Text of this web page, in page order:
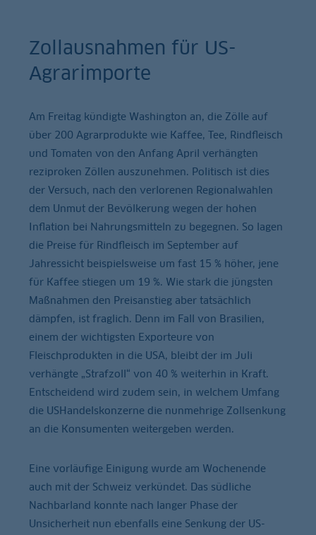
Zollausnahmen für US-
Agrarimporte
Am Freitag kündigte Washington an, die Zölle auf
über 200 Agrarprodukte wie Kaffee, Tee, Rindfleisch
und Tomaten von den Anfang April verhängten
reziproken Zöllen auszunehmen. Politisch ist dies
der Versuch, nach den verlorenen Regionalwahlen
dem Unmut der Bevölkerung wegen der hohen
Inflation bei Nahrungsmitteln zu begegnen. So lagen
die Preise für Rindfleisch im September auf
Jahressicht beispielsweise um fast 15 % höher, jene
für Kaffee stiegen um 19 %. Wie stark die jüngsten
Maßnahmen den Preisanstieg aber tatsächlich
dämpfen, ist fraglich. Denn im Fall von Brasilien,
einem der wichtigsten Exporteure von
Fleischprodukten in die USA, bleibt der im Juli
verhängte „Strafzoll“ von 40 % weiterhin in Kraft.
Entscheidend wird zudem sein, in welchem Umfang
die USHandelskonzerne die nunmehrige Zollsenkung
an die Konsumenten weitergeben werden.
Eine vorläufige Einigung wurde am Wochenende
auch mit der Schweiz verkündet. Das südliche
Nachbarland konnte nach langer Phase der
Unsicherheit nun ebenfalls eine Senkung der US-